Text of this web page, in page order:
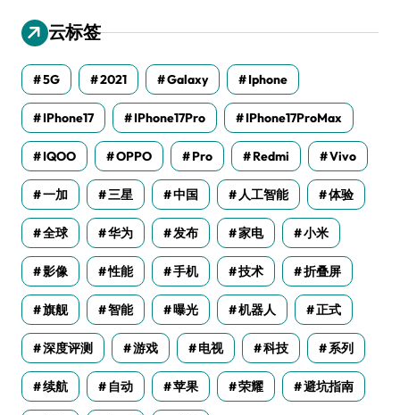
云标签
5G 2021 Galaxy Iphone
IPhone17 IPhone17Pro IPhone17ProMax
IQOO OPPO Pro Redmi Vivo
一加 三星 中国 人工智能 体验
全球 华为 发布 家电 小米
影像 性能 手机 技术 折叠屏
旗舰 智能 曝光 机器人 正式
深度评测 游戏 电视 科技 系列
续航 自动 苹果 荣耀 避坑指南